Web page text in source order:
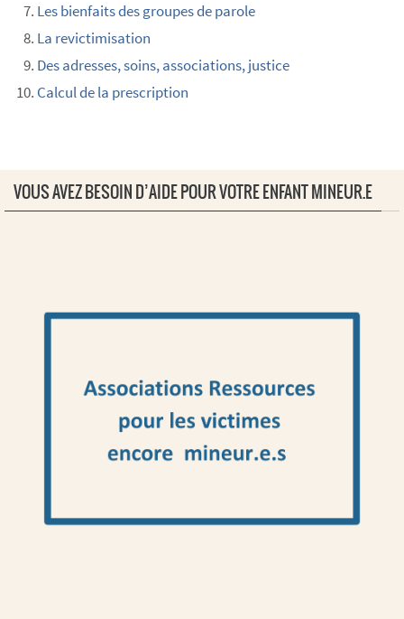
Les bienfaits des groupes de parole
La revictimisation
Des adresses, soins, associations, justice
Calcul de la prescription
VOUS AVEZ BESOIN D’AIDE POUR VOTRE ENFANT MINEUR.E